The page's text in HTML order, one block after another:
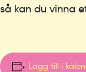
så kan du vinna
Lägg till i